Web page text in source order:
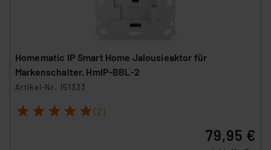
Homematic IP Smart Home Jalousieaktor für
Markenschalter, HmIP-BBL-2
Artikel-Nr. 151333
1 2 3 4 5 (2)
79,95 €